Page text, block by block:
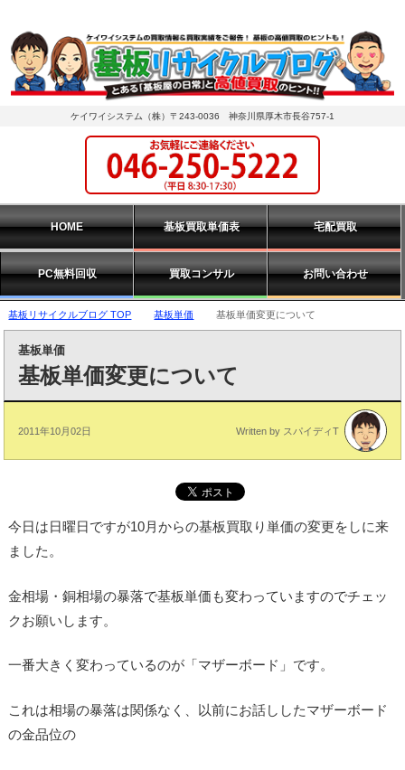
基板リサイクルブログ TOP 基板単価 基板単価変更について
基板単価
基板単価変更について
2011年10月02日 Written by スパイディT
今日は日曜日ですが10月からの基板買取り単価の変更をしに来
ました。
金相場・銅相場の暴落で基板単価も変わっていますのでチェッ
クお願いします。
一番大きく変わっているのが「マザーボード」です。
これは相場の暴落は関係なく、以前にお話ししたマザーボード
の金品位の
ケイワイシステム（株）〒243-0036 神奈川県厚木市長谷757-1
HOME 基板買取単価表 宅配買取
PC無料回収 買取コンサル お問い合わせ